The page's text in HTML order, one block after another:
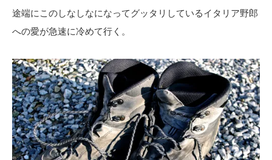
途端にこのしなしなになってグッタリしているイタリア野郎
への愛が急速に冷めて行く。